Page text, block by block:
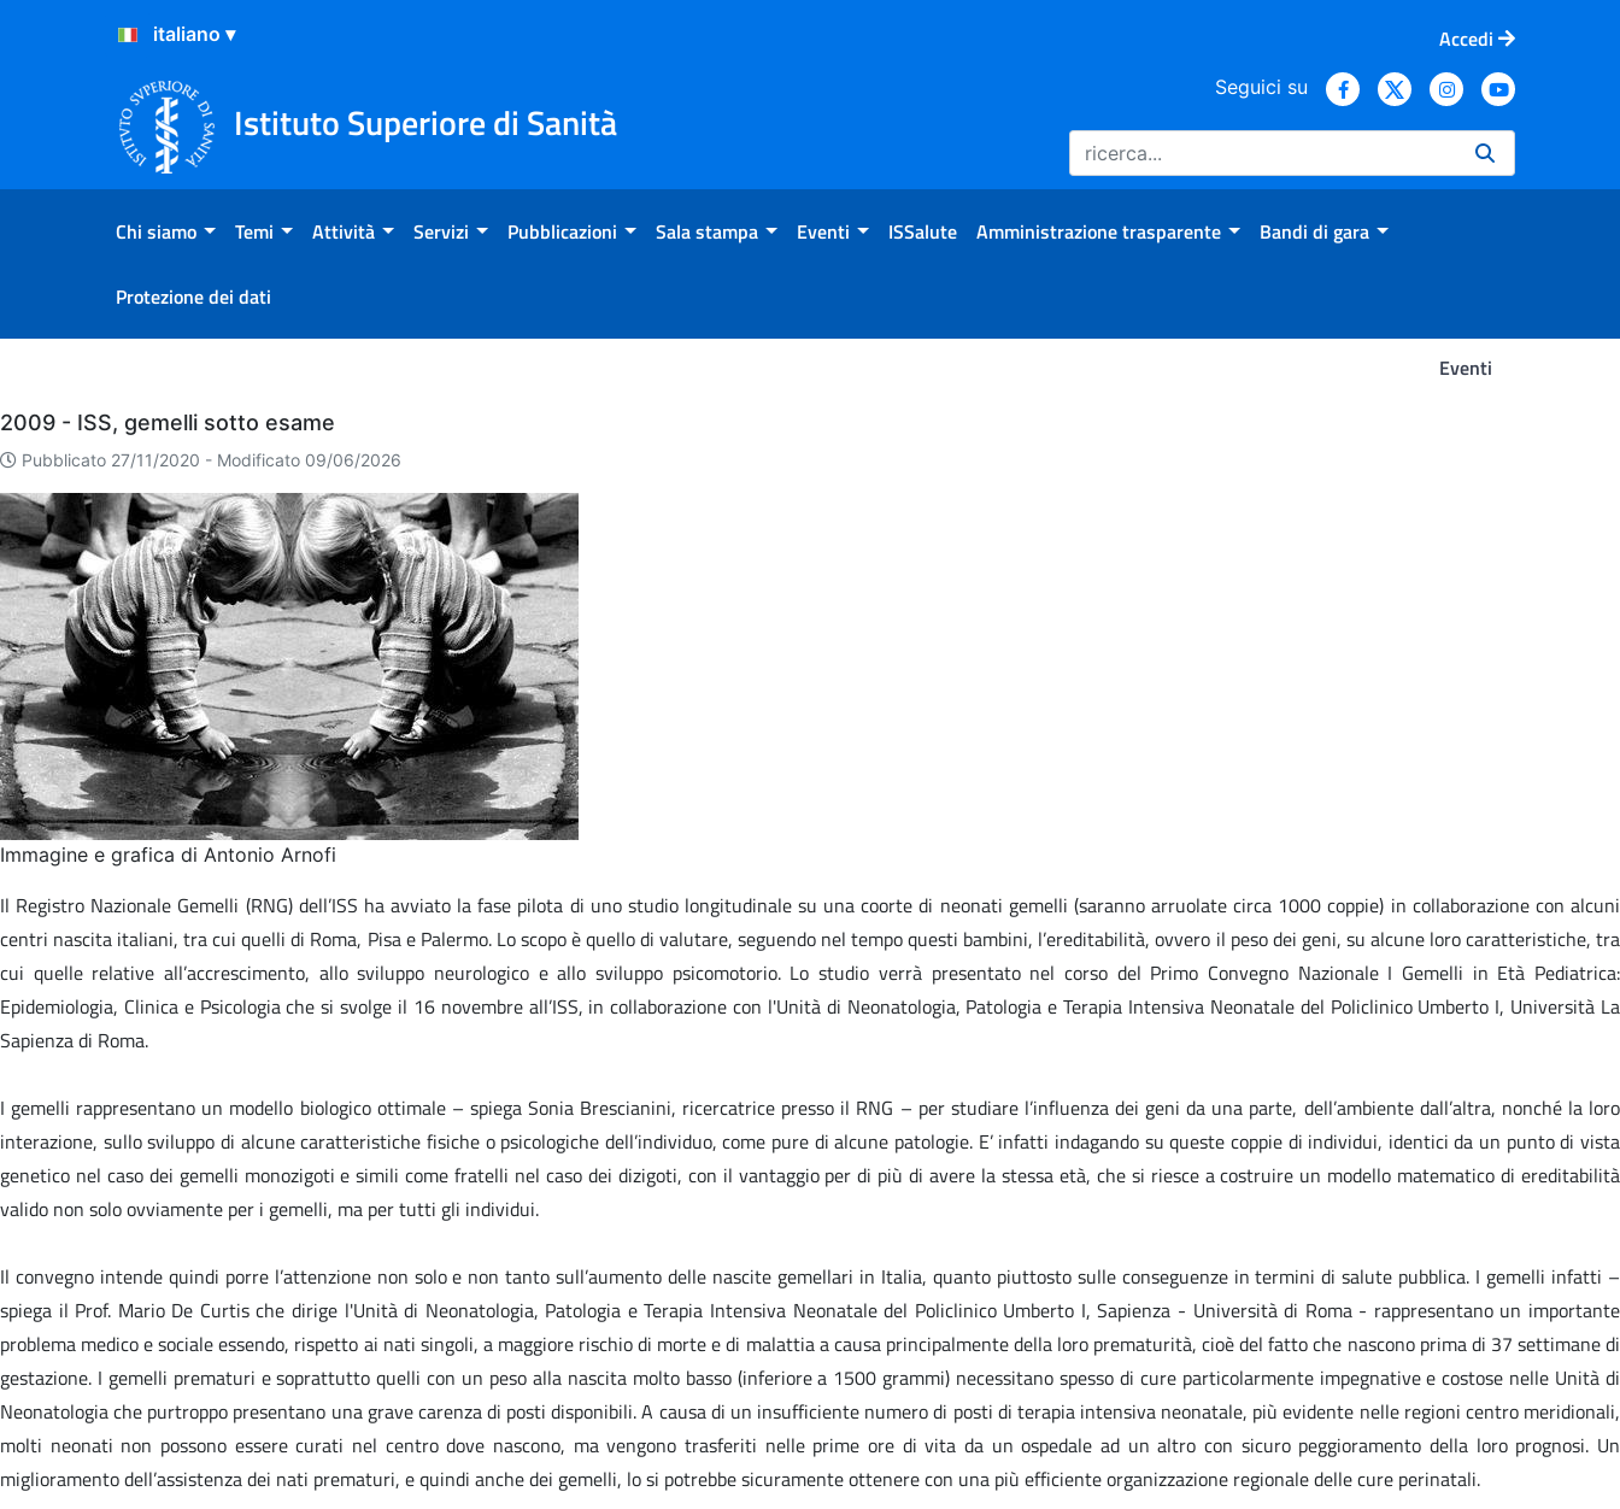
Salta al Contenuto
Salta al Footer
Accedi
Istituto Superiore di Sanità
Seguici su
Chi siamo Temi Attività Servizi Pubblicazioni Sala stampa Eventi ISSalute Amministrazione trasparente Bandi di gara
Protezione dei dati
Eventi
Eventi
2009 - ISS, gemelli sotto esame
Pubblicato 27/11/2020 - Modificato 09/06/2026
Immagine e grafica di Antonio Arnofi
Il Registro Nazionale Gemelli (RNG) dell’ISS ha avviato la fase pilota di uno studio longitudinale su una coorte di neonati gemelli (saranno arruolate circa 1000 coppie) in collaborazione con alcuni
centri nascita italiani, tra cui quelli di Roma, Pisa e Palermo. Lo scopo è quello di valutare, seguendo nel tempo questi bambini, l’ereditabilità, ovvero il peso dei geni, su alcune loro caratteristiche, tra
cui quelle relative all’accrescimento, allo sviluppo neurologico e allo sviluppo psicomotorio. Lo studio verrà presentato nel corso del Primo Convegno Nazionale I Gemelli in Età Pediatrica:
Epidemiologia, Clinica e Psicologia che si svolge il 16 novembre all’ISS, in collaborazione con l'Unità di Neonatologia, Patologia e Terapia Intensiva Neonatale del Policlinico Umberto I, Università La
Sapienza di Roma.
I gemelli rappresentano un modello biologico ottimale – spiega Sonia Brescianini, ricercatrice presso il RNG – per studiare l’influenza dei geni da una parte, dell’ambiente dall’altra, nonché la loro
interazione, sullo sviluppo di alcune caratteristiche fisiche o psicologiche dell’individuo, come pure di alcune patologie. E’ infatti indagando su queste coppie di individui, identici da un punto di vista
genetico nel caso dei gemelli monozigoti e simili come fratelli nel caso dei dizigoti, con il vantaggio per di più di avere la stessa età, che si riesce a costruire un modello matematico di ereditabilità
valido non solo ovviamente per i gemelli, ma per tutti gli individui.
Il convegno intende quindi porre l’attenzione non solo e non tanto sull’aumento delle nascite gemellari in Italia, quanto piuttosto sulle conseguenze in termini di salute pubblica. I gemelli infatti –
spiega il Prof. Mario De Curtis che dirige l'Unità di Neonatologia, Patologia e Terapia Intensiva Neonatale del Policlinico Umberto I, Sapienza - Università di Roma - rappresentano un importante
problema medico e sociale essendo, rispetto ai nati singoli, a maggiore rischio di morte e di malattia a causa principalmente della loro prematurità, cioè del fatto che nascono prima di 37 settimane di
gestazione. I gemelli prematuri e soprattutto quelli con un peso alla nascita molto basso (inferiore a 1500 grammi) necessitano spesso di cure particolarmente impegnative e costose nelle Unità di
Neonatologia che purtroppo presentano una grave carenza di posti disponibili. A causa di un insufficiente numero di posti di terapia intensiva neonatale, più evidente nelle regioni centro meridionali,
molti neonati non possono essere curati nel centro dove nascono, ma vengono trasferiti nelle prime ore di vita da un ospedale ad un altro con sicuro peggioramento della loro prognosi. Un
miglioramento dell’assistenza dei nati prematuri, e quindi anche dei gemelli, lo si potrebbe sicuramente ottenere con una più efficiente organizzazione regionale delle cure perinatali.